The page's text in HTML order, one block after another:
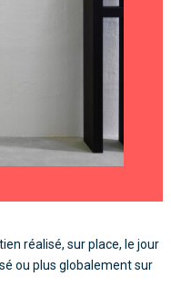
réalisé, sur place, le jour
ou plus globalement sur